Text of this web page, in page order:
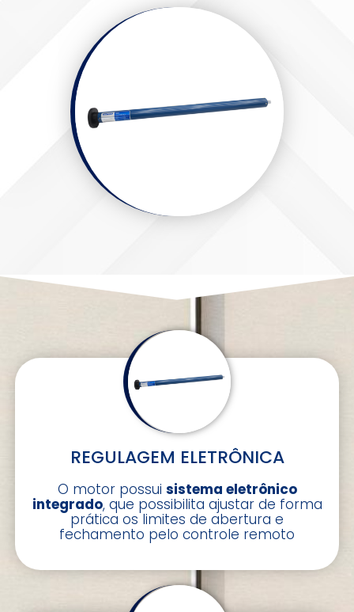
REGULAGEM ELETRÔNICA
O motor possui sistema eletrônico
integrado, que possibilita ajustar de forma
prática os limites de abertura e
fechamento pelo controle remoto